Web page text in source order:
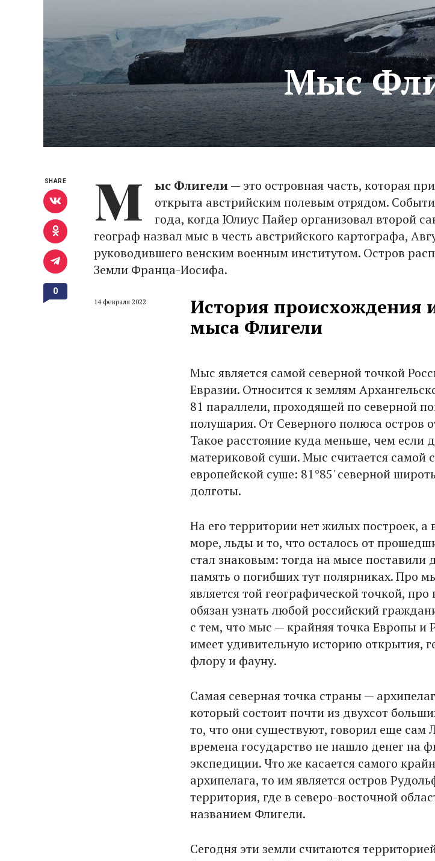
Мыс
М ыс Флигели— это островная часть, которая
открыта австрийским полевым отрядом.
года, когда Юлиус Пайер организовал второй
географ назвал мыс в честь австрийского картографа,
руководившего венским военным институтом. Остров
Земли Франца-Иосифа.
14 февраля 2022
История происхождения
мыса Флигели
Мыс является самой северной точкой
Евразии. Относится к землям
81 параллели, проходящей по северной
полушария. От Северного полюса остров
Такое расстояние куда меньше, чем если
материковой суши. Мыс считается самой
европейской суше: 81°85' северной
долготы.
На его территории нет жилых построек, а
море, льды и то, что осталось от
стал знаковым: тогда на мысе поставили
память о погибших тут полярниках. Про
является той географической точкой,
обязан узнать любой российский
с тем, что мыс — крайняя точка Европы и
имеет удивительную историю открытия,
флору и фауну.
Самая северная точка страны —
который состоит почти из двухсот
то, что они существуют, говорил еще сам
времена государство не нашло денег на
экспедиции. Что же касается самого
архипелага, то им является остров
территория, где в северо-восточной
названием Флигели.
Сегодня эти земли считаются
SHARE
0